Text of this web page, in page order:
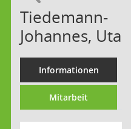
Tiedemann-
Johannes, Uta
Informationen
Mitarbeit